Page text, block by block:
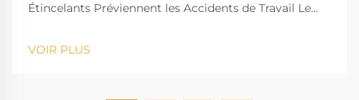
Étincelants Préviennent les Accidents de Travail Le
d'explosion de gaz, tels que les raffineries de pétrole,
VOIR PLUS